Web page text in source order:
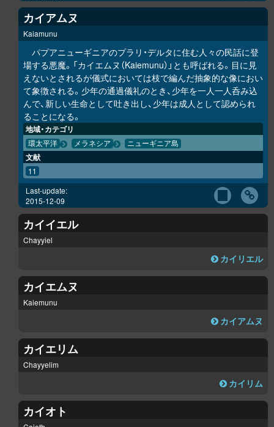
カイアムヌ
Kaiamunu
パプアニューギニアのプラリ・デルタに住む人々の民話に登
場する悪魔。「カイエムヌ（Kaiemunu）」とも呼ばれる。目に見
えないとされるが儀式においては枝で編んだ抽象的な像におい
て象徴される。少年の通過儀礼のとき、少年を一人一人呑み込
んで、新しい生命として吐き出し、少年は成人として認められ
ることになる。
地域・カテゴリ
環太平洋 メラネシア ニューギニア島
文献
11
Last-update:
2015-12-09
カイイエル
Chayyiel
カイリエル
カイエムヌ
Kaiemunu
カイアムヌ
カイエリム
Chayyelim
カイリム
カイオト